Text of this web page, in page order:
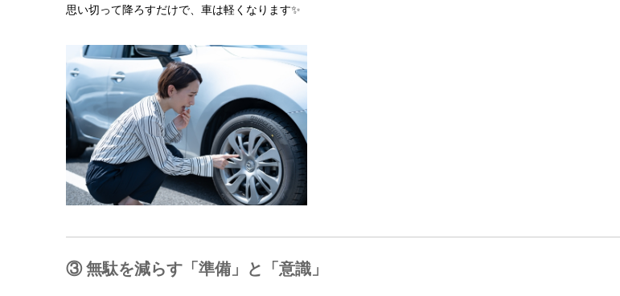
思い切って降ろすだけで、車は軽くなります✨
③ 無駄を減らす「準備」と「意識」